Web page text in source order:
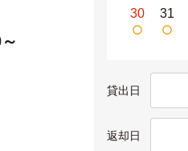
30 31
貸出日
返却日